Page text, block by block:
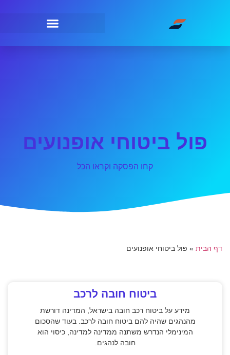
פול ביטוחי אופנועים
קחו הפסקה וקראו הכל
דף הבית » פול ביטוחי אופנועים
ביטוח חובה לרכב
מידע על ביטוח רכב חובה בישראל, המדינה דורשת
מהנהגים שהיה להם ביטוח חובה לרכב. בעוד שהסכום
המינימלי הנדרש משתנה ממדינה למדינה, כיסוי הוא
חובה לנהגים.